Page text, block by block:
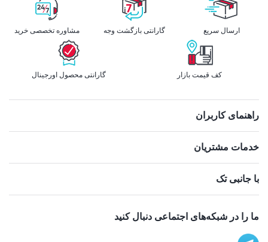
ارسال سریع گارانتی بازگشت وجه مشاوره تخصصی خرید
کف قیمت بازار گارانتی محصول اورجینال
راهنمای کاربران
خدمات مشتریان
با جانبی تک
ما را در شبکه‌های اجتماعی دنبال کنید